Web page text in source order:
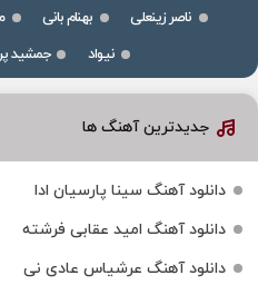
ناصر زینعلی بهنام بانی
نیواد
جمشید
جدیدترین آهنگ ها
دانلود آهنگ سینا پارسیان ادا
دانلود آهنگ امید عقابی فرشته
دانلود آهنگ عرشیاس عادی نی